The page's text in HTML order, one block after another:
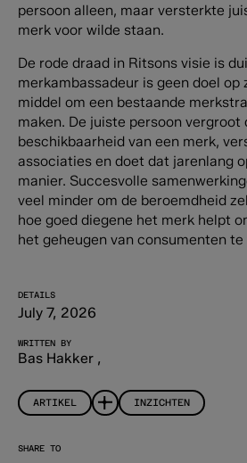
persoon alleen, maar versterkte
merk voor wilde staan.
De rode draad in Ritsons visie is
merkambassadeur is geen doel op
middel om een bestaande
maken. De juiste persoon vergroot
beschikbaarheid van een merk,
associaties en doet dat jarenlang
manier. Succesvolle
veel minder om de beroemdheid
hoe goed diegene het merk helpt
het geheugen van consumenten te
DETAILS
July 7, 2026
WRITTEN BY
Bas Hakker ,
ARTIKEL INZICHTEN
SHARE TO